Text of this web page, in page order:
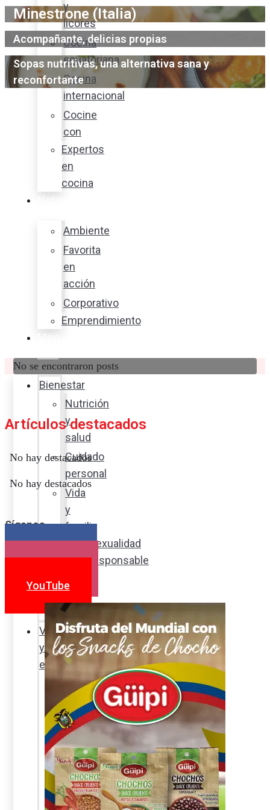
y
licores
Cocina
ecuatoriana
Cocina
internacional
Cocine
con
Expertos
en
cocina
Ambiente
Favorita
en
acción
Corporativo
Emprendimiento
Bienestar
Nutrición
y
salud
Cuidado
personal
Vida
y
familia
Sexualidad
responsable
la
percha
Vida
y
estilo
Productos
nuevos
Moda
Cultura
Hogar
y
tecnología
Minestrone (Italia)
Acompañante, delicias propias
Sopas nutritivas, una alternativa sana y
reconfortante
No se encontraron posts
Artículos destacados
No hay destacados
No hay destacados
Síganos
YouTube